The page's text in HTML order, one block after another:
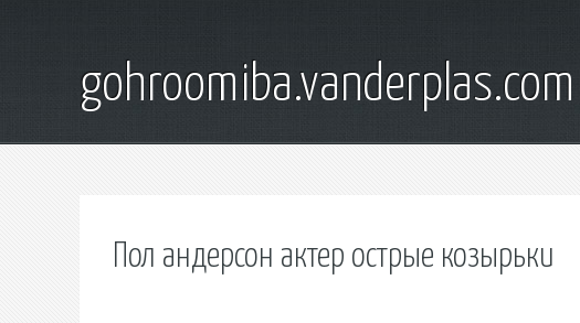
gohroomiba.vanderplas.com
Пол андерсон актер острые козырьки